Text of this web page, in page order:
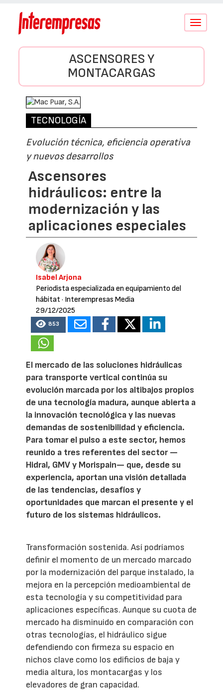
Conmutar
ASCENSORES Y
MONTACARGAS
TECNOLOGÍA
Evolución técnica, eficiencia operativa
y nuevos desarrollos
Ascensores
hidráulicos: entre la
modernización y las
aplicaciones especiales
Isabel Arjona
Periodista especializada en equipamiento del
hábitat · Interempresas Media
29/12/2025
853
El mercado de las soluciones hidráulicas
para transporte vertical continúa su
evolución marcada por los altibajos propios
de una tecnología madura, aunque abierta a
la innovación tecnológica y las nuevas
demandas de sostenibilidad y eficiencia.
Para tomar el pulso a este sector, hemos
reunido a tres referentes del sector —
Hidral, GMV y Morispain— que, desde su
experiencia, aportan una visión detallada
de las tendencias, desafíos y
oportunidades que marcan el presente y el
futuro de los sistemas hidráulicos.
Transformación sostenida. Así podríamos
definir el momento de un mercado marcado
por la modernización del parque instalado, la
mejora en la percepción medioambiental de
esta tecnología y su competitividad para
aplicaciones específicas. Aunque su cuota de
mercado ha disminuido en comparación con
otras tecnologías, el hidráulico sigue
defendiendo con firmeza su espacio en
nichos clave como los edificios de baja y
media altura, los montacargas y los
elevadores de gran capacidad.